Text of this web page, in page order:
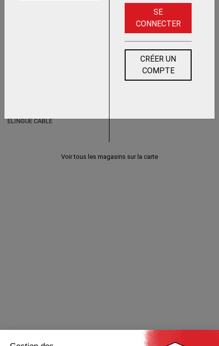
ELINGUE CABLE SANS FIN
FACON ESTROPE GRELINEE
ELINGUE CABLE
SE
CONNECTER
CRÉER UN
COMPTE
Voir tous les magasins sur la carte